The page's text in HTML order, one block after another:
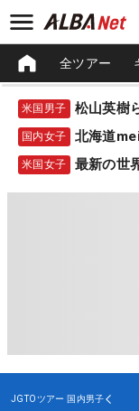
全ツアー
米国男子
国内女子 北海道
米国女子 最新の世
JGTOツアー 国内男子